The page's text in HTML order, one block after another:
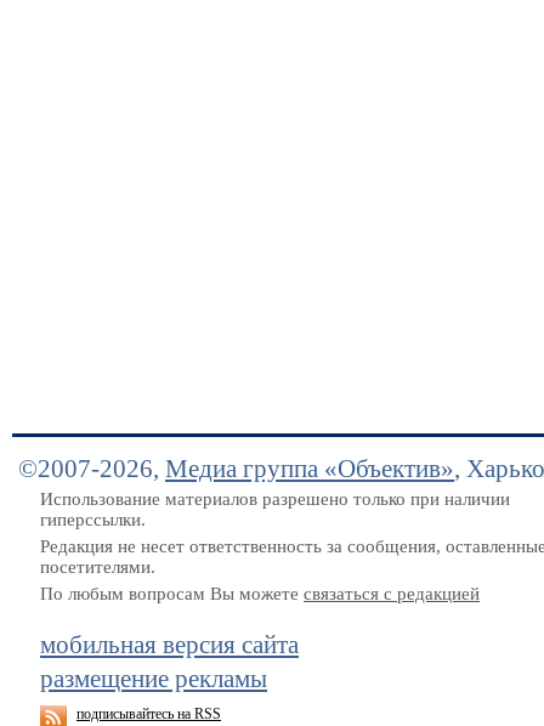
©2007-2026, Медиа группа «Объектив»,
Использование материалов разрешено только при наличии
гиперссылки.
Редакция не несет ответственность за сообщения,
посетителями.
По любым вопросам Вы можете связаться с редакцией
мобильная версия сайта
размещение рекламы
подписывайтесь на RSS